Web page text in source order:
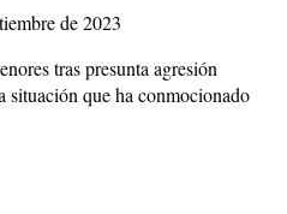
de 2023
tras presunta agresión
situación que ha conmocionado